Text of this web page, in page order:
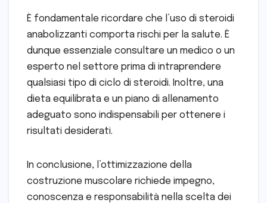
È fondamentale ricordare che l’uso di steroidi
anabolizzanti comporta rischi per la salute. È
dunque essenziale consultare un medico o un
esperto nel settore prima di intraprendere
qualsiasi tipo di ciclo di steroidi. Inoltre, una
dieta equilibrata e un piano di allenamento
adeguato sono indispensabili per ottenere i
risultati desiderati.
In conclusione, l’ottimizzazione della
costruzione muscolare richiede impegno,
conoscenza e responsabilità nella scelta dei